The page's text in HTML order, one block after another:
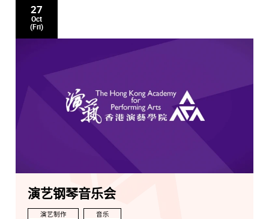
27
Oct
(Fri)
演艺钢琴音乐会
演艺制作 音乐